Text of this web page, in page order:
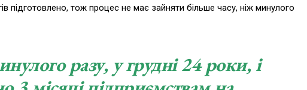
підготовлено, тож процес не має зайняти більше часу, ніж минулого
разу, у грудні 24 роки, і